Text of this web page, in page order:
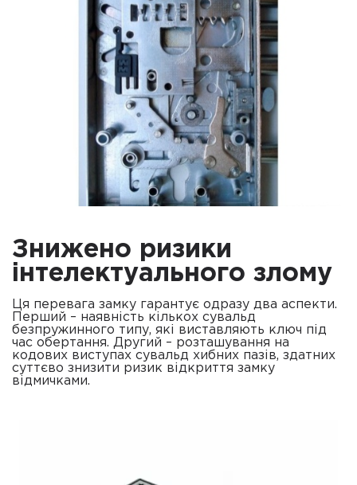
Знижено ризики
інтелектуального злому
Ця перевага замку гарантує одразу два аспекти.
Перший – наявність кількох сувальд
безпружинного типу, які виставляють ключ під
час обертання. Другий – розташування на
кодових виступах сувальд хибних пазів, здатних
суттєво знизити ризик відкриття замку
відмичками.